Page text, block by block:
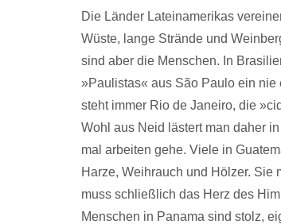
Die Länder Lateinamerikas
Wüste, lange Strände und
sind aber die Menschen. In
»Paulistas« aus São Paulo ein nie
steht immer Rio de Janeiro, die
Wohl aus Neid lästert man daher
mal arbeiten gehe. Viele in
Harze, Weihrauch und Hölzer. Sie
muss schließlich das Herz des
Menschen in Panama sind stolz,